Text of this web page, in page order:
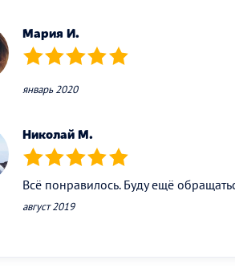
Мария И.
(*) (*) (*) (*) (*)
январь 2020
Николай М.
(*) (*) (*) (*) (*)
Всё понравилось. Буду ещё
август 2019